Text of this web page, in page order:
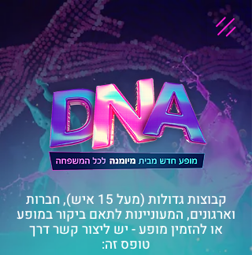
קבוצות גדולות (מעל 15 איש), חברות
וארגונים, המעוניינות לתאם ביקור במופע
או להזמין מופע - יש ליצור קשר דרך
טופס זה: